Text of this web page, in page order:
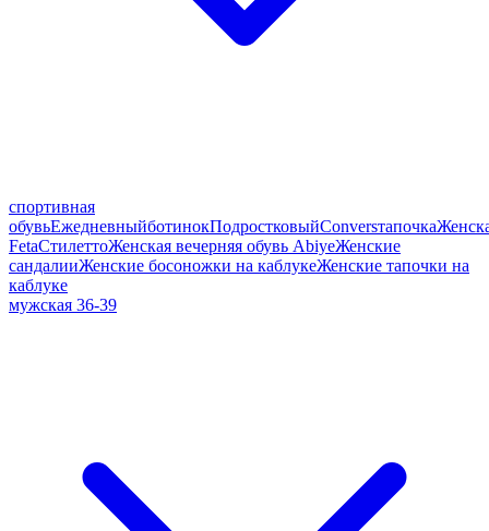
спортивная
обувьЕжедневныйботинокПодростковыйConversтапочка
FetaСтилеттоЖенская вечерняя обувь AbiyeЖенские
сандалииЖенские босоножки на каблукеЖенские тапочки на
каблуке
мужская 36-39